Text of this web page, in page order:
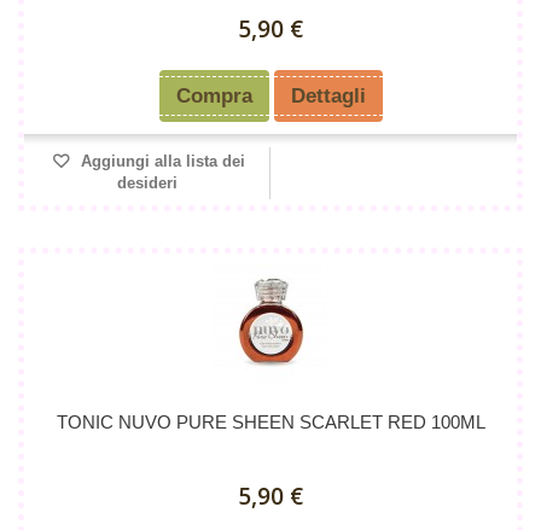
5,90 €
Compra Dettagli
Aggiungi alla lista dei
desideri
TONIC NUVO PURE SHEEN SCARLET RED 100ML
5,90 €